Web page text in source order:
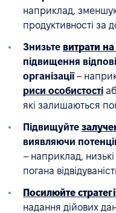
наприклад,
продуктивності за
Знизьте витрати на
підвищення
організації–
риси особистості
які залишаються
Підвищуйте
виявляючи
– наприклад, низькі
погана
Посилюйте
надання дійових